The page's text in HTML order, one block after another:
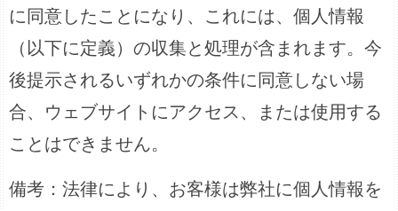
に同意したことになり、これには、個人情報
（以下に定義）の収集と処理が含まれます。今
後提示されるいずれかの条件に同意しない場
合、ウェブサイトにアクセス、または使用する
ことはできません。
備考：法律により、お客様は弊社に個人情報を